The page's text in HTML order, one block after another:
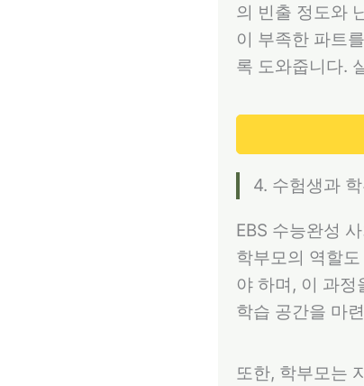
의 빈출 정도와
이 부족한 파트
록 도와줍니다.
4. 수험생과
EBS 수능완성
학부모의 역할
야 하며, 이 과
학습 공간을 마
또한, 학부모는